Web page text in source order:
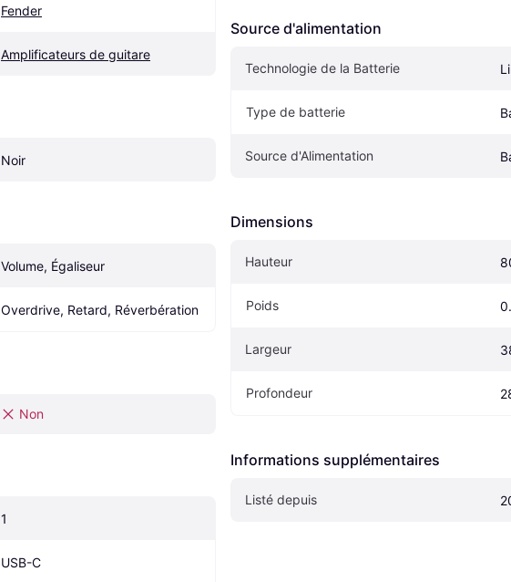
Fender
Amplificateurs de guitare
Noir
Volume, Égaliseur
Overdrive, Retard, Réverbération
Non
1
USB-C
Source d'alimentation
Technologie de la Batterie
Type de batterie
Source d'Alimentation
Dimensions
Hauteur
Poids
Largeur
Profondeur
Informations supplémentaires
Listé depuis